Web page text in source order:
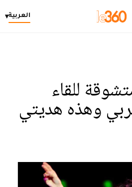
العربية▾
للقاء
وهذه هديتي